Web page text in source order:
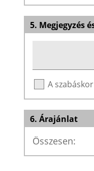
5. Megjegyzés
A
6. Árajánlat
Összesen: